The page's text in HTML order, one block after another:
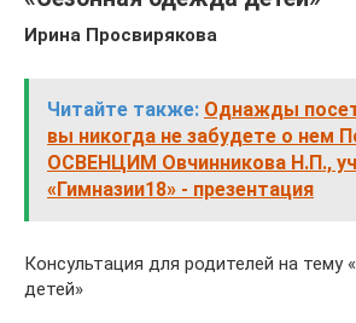
Ирина Просвирякова
Читайте также: Однажды
вы никогда не забудете о нем
ОСВЕНЦИМ Овчинникова Н.П.,
«Гимназии18» - презентация
Консультация для родителей на тему
детей»